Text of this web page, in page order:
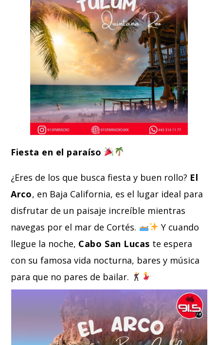
Fiesta en el paraíso
¿Eres de los que busca fiesta y buen rollo? El
Arco, en Baja California, es el lugar ideal para
disfrutar de un paisaje increíble mientras
navegas por el mar de Cortés.
Y cuando
llegue la noche, Cabo San Lucas te espera
con su famosa vida nocturna, bares y música
para que no pares de bailar.